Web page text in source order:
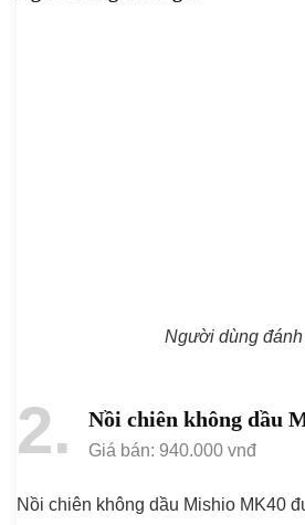
Người dùng đánh
2 Nồi chiên không dầu
Giá bán: 940.000 vnđ
Nồi chiên không dầu Mishio MK40